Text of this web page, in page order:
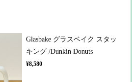
Glasbake グラスベイク スタッ
キング /Dunkin Donuts
¥8,580